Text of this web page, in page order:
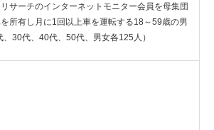
サーチのインターネットモニター会員を母集団
所有し月に1回以上車を運転する18～59歳の男
30代、40代、50代、男女各125人）